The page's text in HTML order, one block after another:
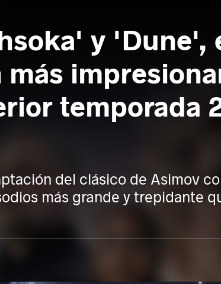
y 'Dune',
temporada
del clásico de Asimov
más grande y trepidante